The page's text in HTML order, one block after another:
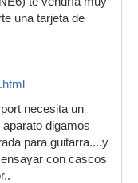
una tarjeta de
necesita un
digamos
para guitarra....y
con cascos